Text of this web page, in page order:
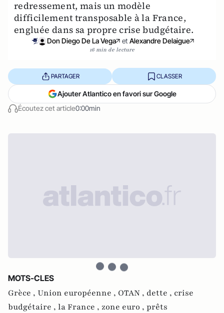
redressement, mais un modèle
difficilement transposable à la France,
engluée dans sa propre crise budgétaire.
Don Diego De La Vega et Alexandre Delaigue
16 min de lecture
Écoutez cet article0:00min
PARTAGER CLASSER
Ajouter Atlantico en favori sur Google
MOTS-CLES
Grèce , Union européenne , OTAN , dette , crise
budgétaire , la France , zone euro , prêts